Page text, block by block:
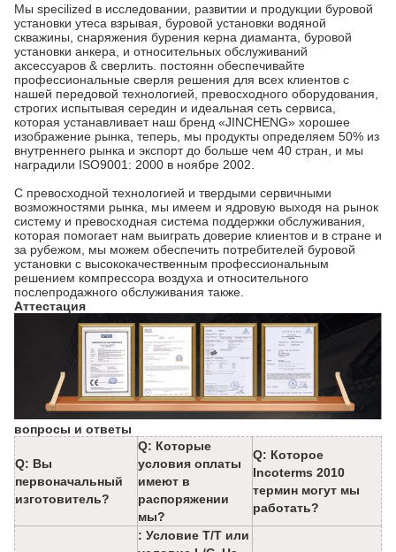
Мы specilized в исследовании, развитии и продукции буровой
установки утеса взрывая, буровой установки водяной
скважины, снаряжения бурения керна диаманта, буровой
установки анкера, и относительных обслуживаний
аксессуаров & сверлить. постоянн обеспечивайте
профессиональные сверля решения для всех клиентов с
нашей передовой технологией, превосходного оборудования,
строгих испытывая середин и идеальная сеть сервиса,
которая устанавливает наш бренд «JINCHENG» хорошее
изображение рынка, теперь, мы продукты определяем 50% из
внутреннего рынка и экспорт до больше чем 40 стран, и мы
наградили ISO9001: 2000 в ноябре 2002.
С превосходной технологией и твердыми сервичными
возможностями рынка, мы имеем и ядровую выходя на рынок
систему и превосходная система поддержки обслуживания,
которая помогает нам выиграть доверие клиентов и в стране и
за рубежом, мы можем обеспечить потребителей буровой
установки с высококачественным профессиональным
решением компрессора воздуха и относительного
послепродажного обслуживания также.
Аттестация
вопросы и ответы
Q: Вы
первоначальный
изготовитель?
Q: Которые
условия оплаты
имеют в
распоряжении
мы?
Q: Которое
Incoterms 2010
термин могут мы
работать?
: Условие T/T или